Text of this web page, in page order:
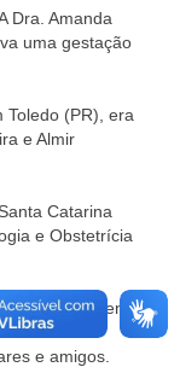
Dra. Amanda
uma gestação
Toledo (PR), era
e Almir
Catarina
e Obstetrícia
realizada em
As
e amigos.